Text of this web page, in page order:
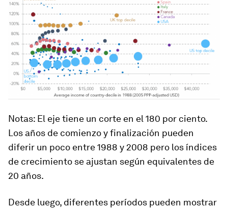
Notas: El eje tiene un corte en el 180 por ciento.
Los años de comienzo y finalización pueden
diferir un poco entre 1988 y 2008 pero los índices
de crecimiento se ajustan según equivalentes de
20 años.
Desde luego, diferentes períodos pueden mostrar